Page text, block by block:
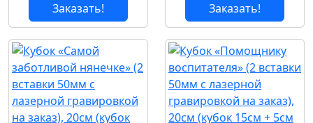
Заказать! Заказать!